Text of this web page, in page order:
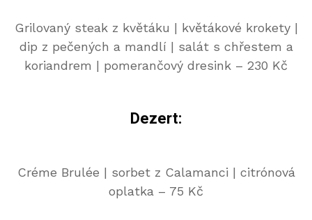
Grilovaný steak z květáku | květákové krokety |
dip z pečených a mandlí | salát s chřestem a
koriandrem | pomerančový dresink – 230 Kč
Dezert:
Créme Brulée | sorbet z Calamanci | citrónová
oplatka – 75 Kč